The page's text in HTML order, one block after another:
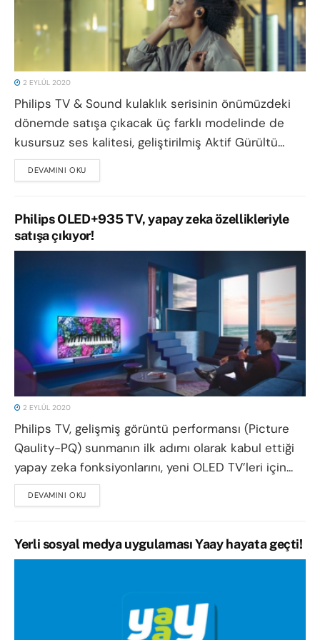
2 EYLÜL 2020
Philips TV & Sound kulaklık serisinin önümüzdeki
dönemde satışa çıkacak üç farklı modelinde de
kusursuz ses kalitesi, geliştirilmiş Aktif Gürültü...
DEVAMINI OKU
Philips OLED+935 TV, yapay zeka özellikleriyle
satışa çıkıyor!
2 EYLÜL 2020
Philips TV, gelişmiş görüntü performansı (Picture
Qaulity-PQ) sunmanın ilk adımı olarak kabul ettiği
yapay zeka fonksiyonlarını, yeni OLED TV’leri için...
DEVAMINI OKU
Yerli sosyal medya uygulaması Yaay hayata geçti!